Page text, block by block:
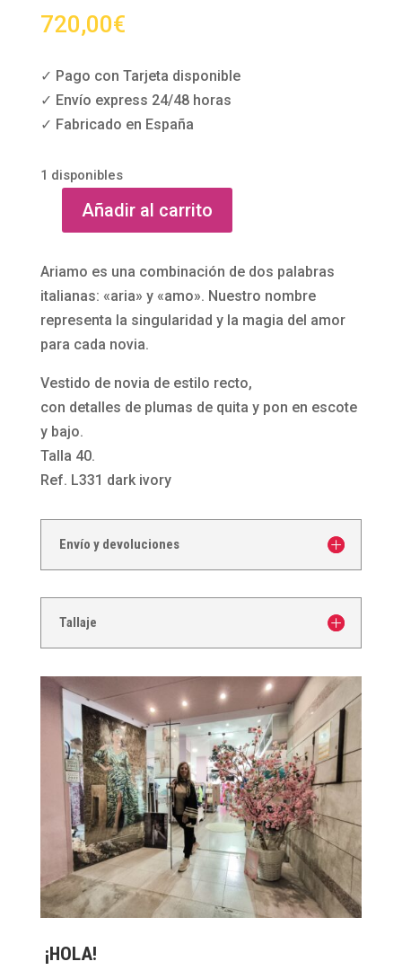
720,00€
✓ Pago con Tarjeta disponible
✓ Envío express 24/48 horas
✓ Fabricado en España
1 disponibles
Vestido
novia
midi
convertible
con
L331
de
Ariamo
cantidad
Añadir al carrito
Ariamo es una combinación de dos palabras
italianas: «aria» y «amo». Nuestro nombre
representa la singularidad y la magia del amor
para cada novia.
Vestido de novia de estilo recto,
con detalles de plumas de quita y pon en escote
y bajo.
Talla 40.
Ref. L331 dark ivory
Envío y devoluciones
Tallaje
¡HOLA!